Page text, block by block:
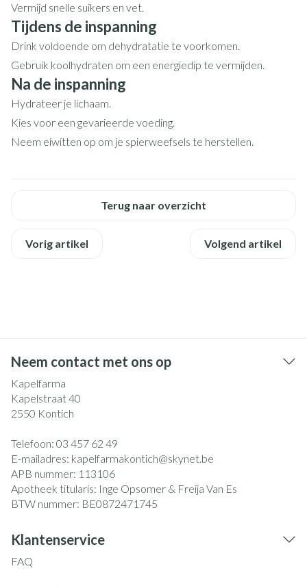
Vermijd snelle suikers en vet.
Tijdens de inspanning
Drink voldoende om dehydratatie te voorkomen.
Gebruik koolhydraten om een energiedip te vermijden.
Na de inspanning
Hydrateer je lichaam.
Kies voor een gevarieerde voeding.
Neem eiwitten op om je spierweefsels te herstellen.
Terug naar overzicht
Vorig artikel Volgend artikel
Neem contact met ons op
Kapelfarma
Kapelstraat 40
2550 Kontich
Telefoon: 03 457 62 49
E-mailadres: kapelfarmakontich@skynet.be
APB nummer: 113106
Apotheek titularis: Inge Opsomer & Freija Van Es
BTW nummer: BE0872471745
Klantenservice
FAQ